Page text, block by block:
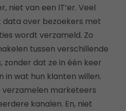
niet van een IT’er. Veel
over bezoekers met
wordt verzameld. Zo
tussen verschillende
dat ze in één keer
in wat hun klanten willen.
marketeers
kanalen. En, niet